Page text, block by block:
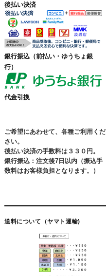
後払い決済
銀行振込（前払い・ゆうちょ銀
行）
代金引換
ご希望にあわせて、各種ご利用くだ
さい。
後払い決済の手数料は３３０円。
銀行振込：注文後7日以内（振込手
数料はお客様負担となります。）
送料について（ヤマト運輸)